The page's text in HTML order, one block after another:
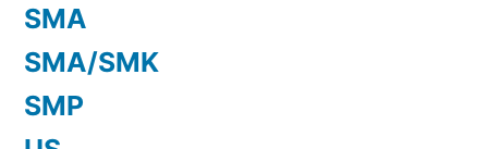
SMA
SMA/SMK
SMP